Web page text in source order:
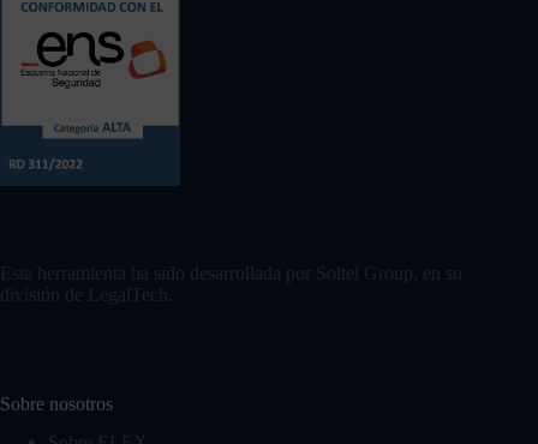
Esta herramienta ha sido desarrollada por Soltel Group, en su
división de LegalTech.
Sobre nosotros